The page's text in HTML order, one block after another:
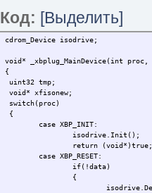
#ifdef
BOOL
#endif
};
#ifndef
#pragma
Код: [Выделить]
cdrom_Device isodrive;
void* _xbplug_MainDevice(int
{
uint32 tmp;
void* xfisonew;
switch(proc)
{
case XBP_INIT:
isodrive.Init();
return
case XBP_RESET:
if(!data)
{